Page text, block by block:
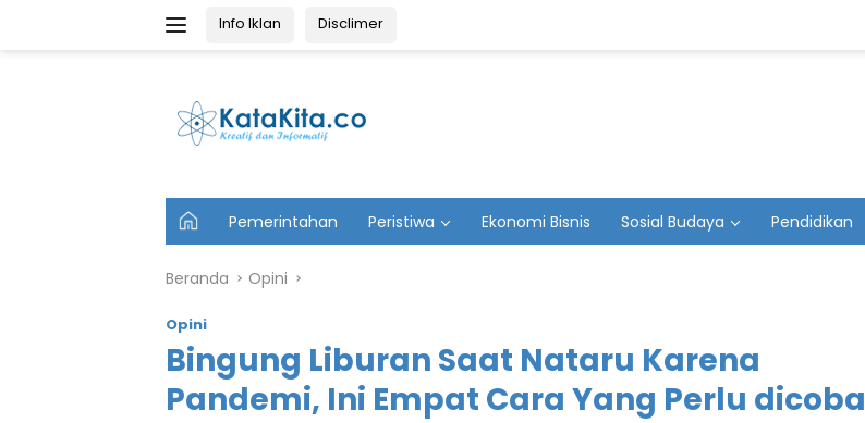
Info Iklan Disclimer
U
t
m
Pemerintahan Peristiwa Ekonomi Bisnis Sosial Budaya Pendidikan
Beranda Opini
Opini
Bingung Liburan Saat Nataru Karena
Pandemi, Ini Empat Cara Yang Perlu dicoba